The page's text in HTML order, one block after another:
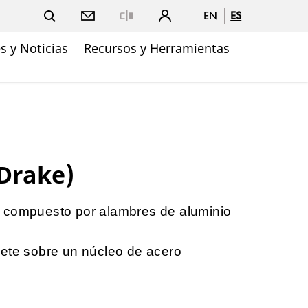
EN ES
y Noticias
Recursos y Herramientas
por alambres de aluminio
sobre un núcleo de acero